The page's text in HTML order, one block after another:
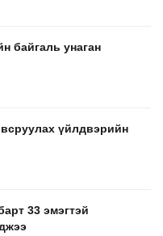
байгаль унаган
үйлдвэрийн
33 эмэгтэй